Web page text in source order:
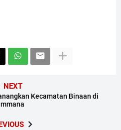
NEXT
Kecamatan Binaan di